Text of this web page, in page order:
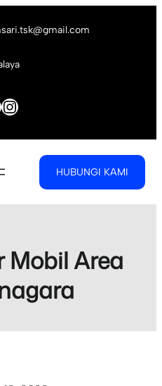
Instagram
HUBUNGI KAMI
Mobil Area